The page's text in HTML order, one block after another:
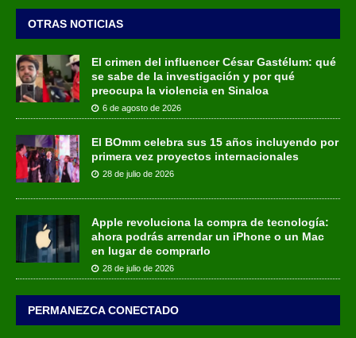
OTRAS NOTICIAS
El crimen del influencer César Gastélum: qué
se sabe de la investigación y por qué
preocupa la violencia en Sinaloa
6 de agosto de 2026
El BOmm celebra sus 15 años incluyendo por
primera vez proyectos internacionales
28 de julio de 2026
Apple revoluciona la compra de tecnología:
ahora podrás arrendar un iPhone o un Mac
en lugar de comprarlo
28 de julio de 2026
PERMANEZCA CONECTADO